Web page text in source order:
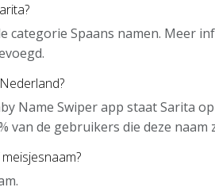
categorie Spaans namen. Meer
Name Swiper app staat Sarita
van de gebruikers die deze naam